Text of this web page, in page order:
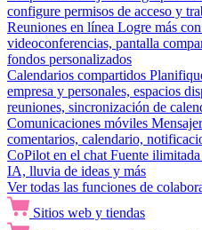
configure permisos de acceso y
Reuniones en línea Logre más
videoconferencias, pantalla
fondos personalizados
Calendarios compartidos
empresa y personales, espacios
reuniones, sincronización de
Comunicaciones móviles
comentarios, calendario,
CoPilot en el chat Fuente
IA, lluvia de ideas y más
Ver todas las funciones de
Sitios web y tiendas